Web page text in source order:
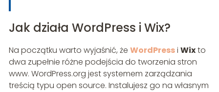
Jak działa WordPress i Wix?
Na początku warto wyjaśnić, że WordPressi Wixto
dwa zupełnie różne podejścia do tworzenia stron
www. WordPress.org jest systemem zarządzania
treścią typu open source. Instalujesz go na własnym